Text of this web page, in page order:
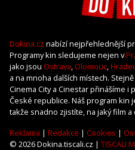
Dokina.cz nabízí nejpřehlednější
Programy kin sledujeme nejen v
jako jsou Ostrava, Olomouc,
a na mnoha dalších místech.
Cinema City a Cinestar přinášíme i
České republice. Náš program kin
takže snadno zjistíte, na jaký film
Reklama | Redakce | Cookies |
© 2026 Dokina.tiscali.cz | TISCALI